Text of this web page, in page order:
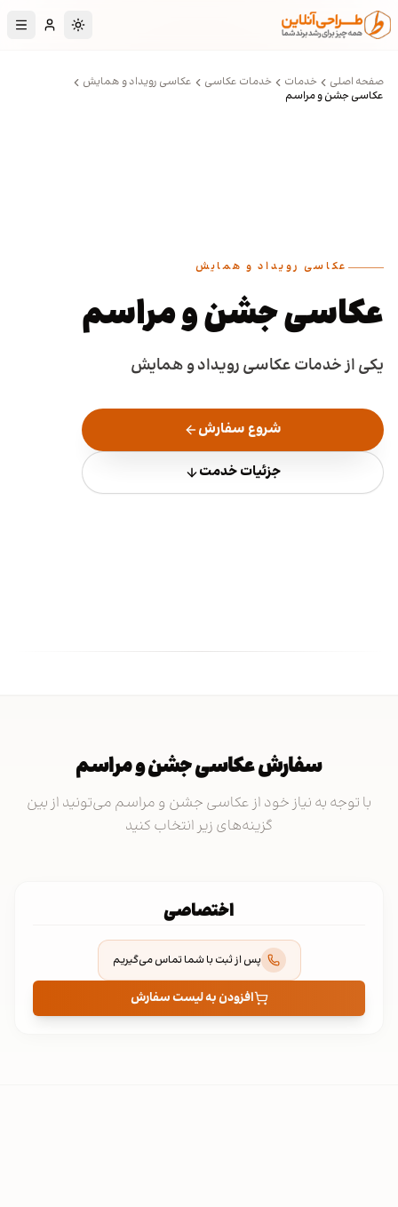
پرش به محتوای اصلی
تغییر به حالت
صفحه اصلی خدمات خدمات عکاسی
عکاسی رویداد و همایش
عکاسی جشن و مراسم
عکاسی رویداد و همایش
عکاسی جشن و مراسم
یکی از خدمات عکاسی رویداد و همایش
شروع سفارش
جزئیات خدمت
سفارش عکاسی جشن و مراسم
با توجه به نیاز خود از عکاسی جشن و مراسم می‌تونید از بین
گزینه‌های زیر انتخاب کنید
اختصاصی
پس از ثبت با شما تماس می‌گیریم
افزودن به لیست سفارش